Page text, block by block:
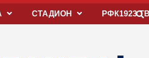
СТАДИОН РФК1923